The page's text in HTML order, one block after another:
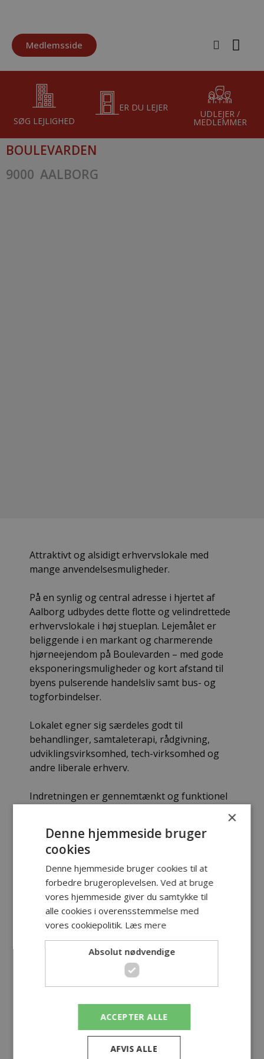
Medlemsside
SØG LEJLIGHED
ER DU LEJER
UDLEJER /
MEDLEMMER
BOULEVARDEN
9000 AALBORG
Attraktivt og alsidigt erhvervslokale med
mange anvendelsesmuligheder.
På en synlig og central adresse i hjertet af
Aalborg udbydes dette flotte og velindrettede
erhvervslokale i høj stueplan. Lejemålet er
beliggende i en markant og charmerende
hjørneejendom på Boulevarden – med gode
eksponeringsmuligheder og kort afstand til
byens pulserende handelsliv samt bus- og
togforbindelser.
Lokalet egner sig særdeles godt til
behandlinger, samtaleterapi, rådgivning,
udviklingsvirksomhed, tech-virksomhed og
andre liberale erhverv.
Indretningen er gennemtænkt og funktionel
er ideelt til behandling eller udviklingsarbejde,
samt flere separate og diskrete kontorer, som
sikrer ro, fortrolighed og professionelle
rammer. Ydermere indeholder erhvervslokalet
et stort og brugbart køkken samt pæne
toiletforhold.
Her får du fleksible faciliteter, der kan
tilpasses netop din virksomheds behov –
uanset om du arbejder med mennesker,
innovation eller rådgivning.
præsentabel opgang, og beliggenheden på
Boulevarden sikrer både synlighed og nem
adgang for kunder og medarbejdere.
×
Denne hjemmeside bruger
cookies
Denne hjemmeside bruger cookies til at
forbedre brugeroplevelsen. Ved at bruge
vores hjemmeside giver du samtykke til
alle cookies i overensstemmelse med
vores cookiepolitik. Læs mere
Absolut nødvendige
ACCEPTER ALLE
AFVIS ALLE